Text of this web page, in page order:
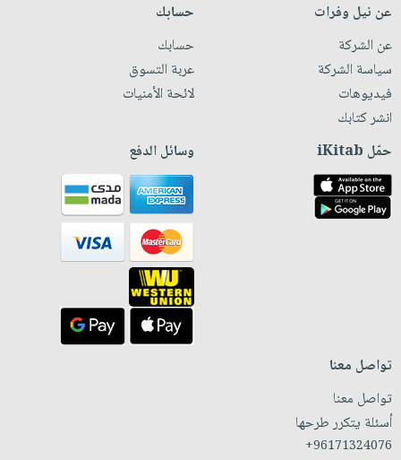
عن نيل وفرات
عن الشركة
سياسة الشركة
فيديوهات
انشر كتابك
حسابك
حسابك
عربة التسوق
لائحة الأمنيات
حمّل iKitab وسائل الدفع
تواصل معنا
تواصل معنا
أسئلة يتكرر طرحها
+96171324076